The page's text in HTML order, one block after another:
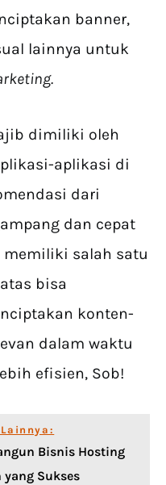
banner,
lainnya untuk
dimiliki oleh
aplikasi di
dari
dan cepat
memiliki salah satu
bisa
konten-
dalam waktu
efisien, Sob!
Bisnis Hosting
Sukses